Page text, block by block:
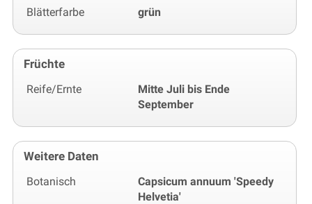
Blätterfarbe grün
Früchte
Reife/Ernte
Mitte Juli bis Ende
September
Weitere Daten
Botanisch
Capsicum annuum 'Speedy
Helvetia'